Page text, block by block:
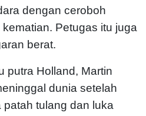
dengan ceroboh
Petugas itu juga
berat.
putra Holland, Martin
dunia setelah
tulang dan luka